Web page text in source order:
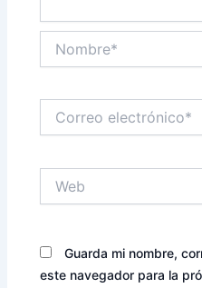
electrónico*
Guarda mi nombre,
este navegador para la